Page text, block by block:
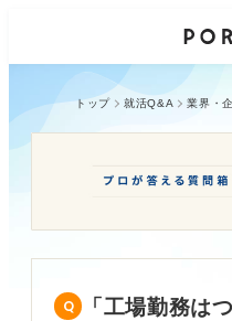
トップ 就活Q&A 業界・
「工場勤務は